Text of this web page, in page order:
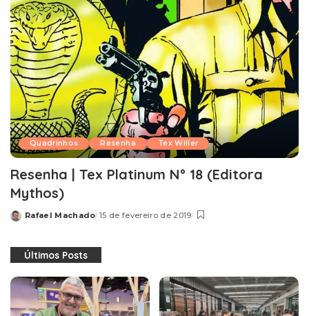
Quadrinhos Resenha Tex Willer
Resenha | Tex Platinum Nº 18 (Editora
Mythos)
Posted
Rafael Machado 15 de fevereiro de 2019
Últimos Posts